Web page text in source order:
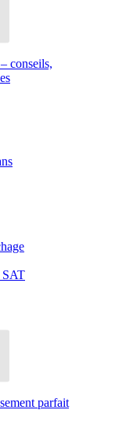
conseils,
SAT
parfait